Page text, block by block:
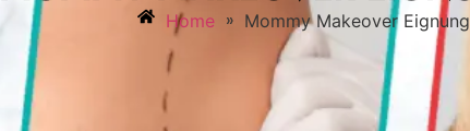
Home » Mommy Makeover